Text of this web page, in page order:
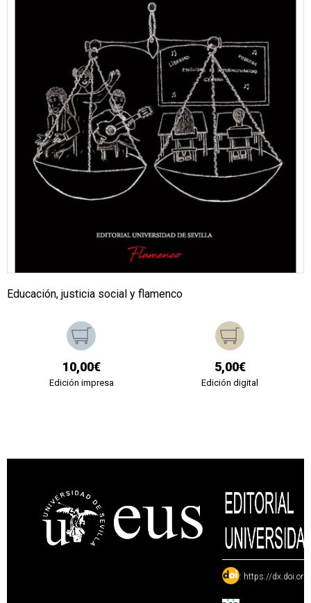
Educación, justicia social y flamenco
10,00€
Edición impresa
5,00€
Edición digital
: https://